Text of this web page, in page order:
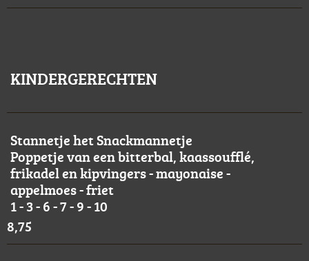
KINDERGERECHTEN
Stannetje het Snackmannetje
Poppetje van een bitterbal, kaassoufflé,
frikadel en kipvingers - mayonaise -
appelmoes - friet
1 - 3 - 6 - 7 - 9 - 10
8,75